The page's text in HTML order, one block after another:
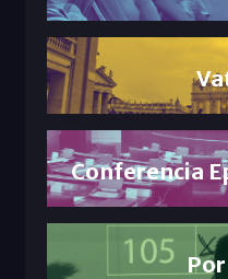
Conferencia